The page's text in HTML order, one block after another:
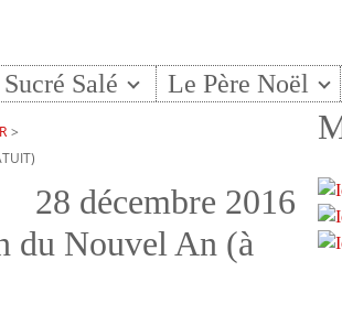
Sucré Salé Le Père Noël
>
28 décembre 2016
du Nouvel An (à